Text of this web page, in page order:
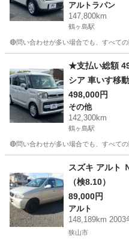
アルトラパン
147,800km
鶴ヶ島駅
🔴問い合わせが多い場合でも、すべて
鶴ヶ島駅 ア
★支払い総額
シア 車いす移
下取り、配送可
498,000円
その他
142,300km
鶴ヶ島駅
🔴問い合わせが多い場合でも、すべて
鶴ヶ島駅 そ
スズキ アルト
（検8.10）
89,000円
アルト
148,189km 2003
狭山市